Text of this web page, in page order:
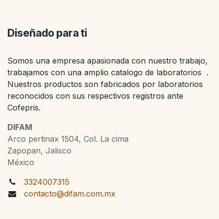
Diseñado para ti
Somos una empresa apasionada con nuestro trabajo,
trabajamos con una amplio catalogo de laboratorios .
Nuestros productos son fabricados por laboratorios
reconocidos con sus respectivos registros ante
Cofepris.
DIFAM
Arco pertinax 1504, Col. La cima
Zapopan, Jalisco
México
3324007315
contacto@difam.com.mx